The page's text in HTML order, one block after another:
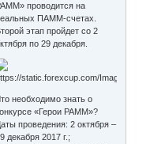
проводится на
ПАММ-счетах.
этап пройдет со 2
по 29 декабря.
необходимо знать о
«Герои PAMM»?
проведения: 2 октября –
декабря 2017 г.;